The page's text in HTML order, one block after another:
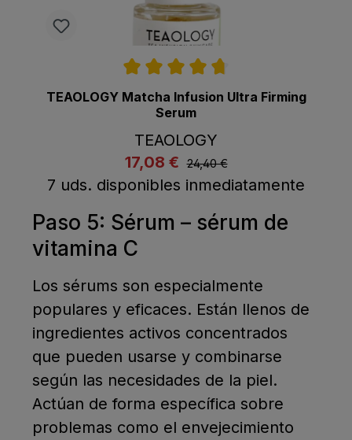
Calificación promedio de 4.7 de 5
TEAOLOGY Matcha Infusion Ultra Firming
Serum
TEAOLOGY
listing.listPriceLabel
17,08 € listing.regularPriceLabel
24,40 €
7 uds. disponibles inmediatamente
Comprar ahora A la cesta
Paso 5: Sérum – sérum de
vitamina C
Los sérums son especialmente
populares y eficaces. Están llenos de
ingredientes activos concentrados
que pueden usarse y combinarse
según las necesidades de la piel.
Actúan de forma específica sobre
problemas como el envejecimiento